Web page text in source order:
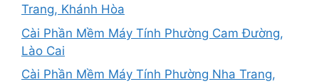
Trang, Khánh Hòa
Cài Phần Mềm Máy Tính Phường Cam Đường,
Lào Cai
Cài Phần Mềm Máy Tính Phường Nha Trang,